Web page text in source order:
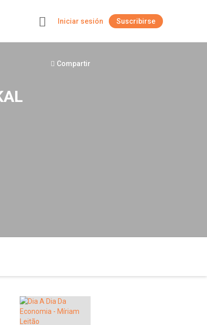
Iniciar sesión Suscribirse
Compartir